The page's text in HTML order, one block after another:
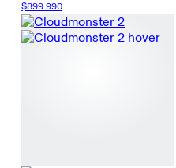
$899.990